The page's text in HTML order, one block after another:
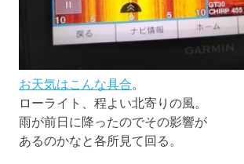
お天気はこんな具合
ローライト、程よい北寄りの風。
雨が前日に降ったのでその影響が
あるのかなと各所見て回る。